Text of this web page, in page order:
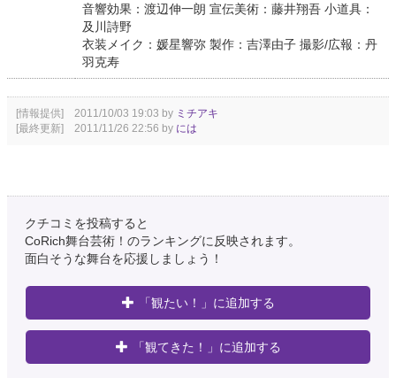
音響効果：渡辺伸一朗 宣伝美術：藤井翔吾 小道具：
及川詩野
衣装メイク：媛星響弥 製作：吉澤由子 撮影/広報：丹
羽克寿
[情報提供] 2011/10/03 19:03 by ミチアキ
[最終更新] 2011/11/26 22:56 by には
クチコミを投稿すると
CoRich舞台芸術！のランキングに反映されます。
面白そうな舞台を応援しましょう！
「観たい！」に追加する
「観てきた！」に追加する